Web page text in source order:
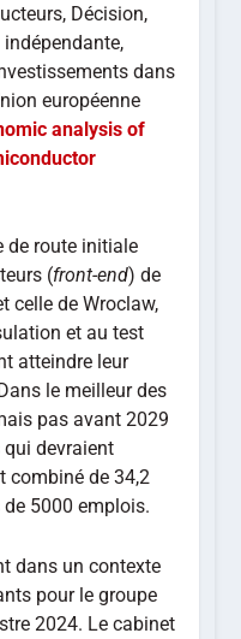
Décision,
indépendante,
dans
européenne
analysis of
de route initiale
(front-end) de
celle de Wroclaw,
et au test
atteindre leur
le meilleur des
pas avant 2029
devraient
combiné de 34,2
de 5000 emplois.
dans un contexte
pour le groupe
2024. Le cabinet